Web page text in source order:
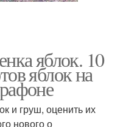
яблок. 10
яблок на
и груш, оценить их
нового о